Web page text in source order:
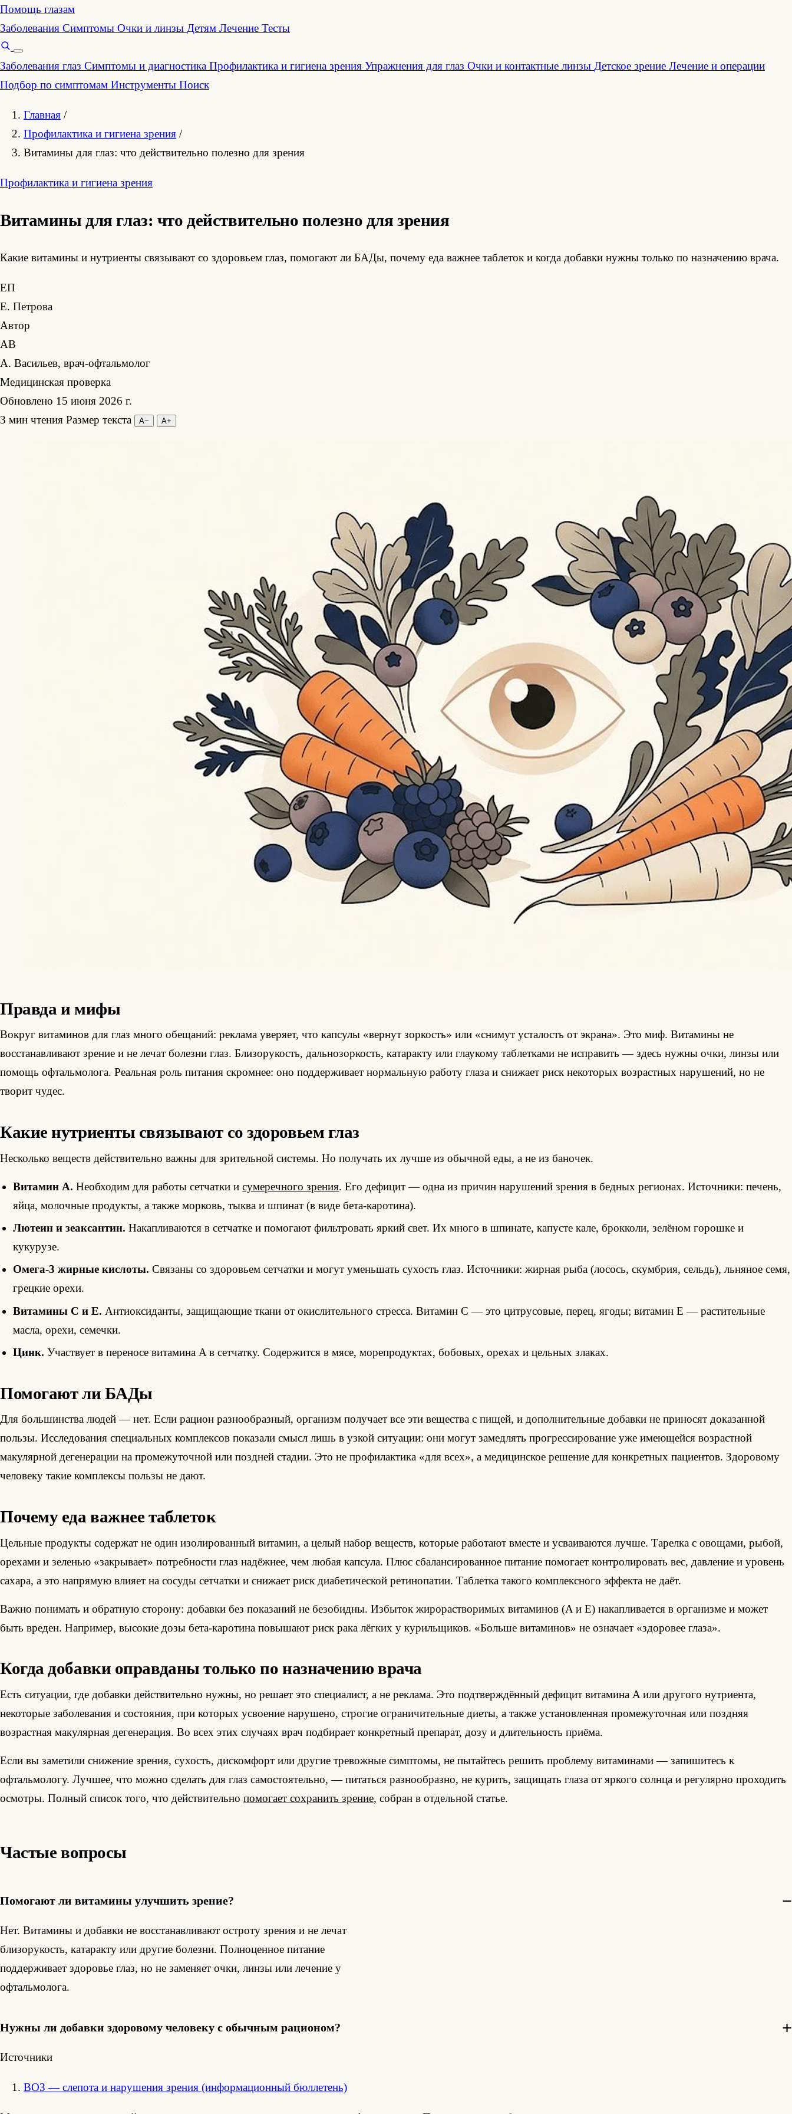
Помощь глазам
Заболевания Симптомы Очки и линзы Детям Лечение Тесты
Заболевания глаз Симптомы и диагностика Профилактика и гигиена зрения Упражнения для глаз Очки и контактные линзы Детское зрение Лечение и операции
Подбор по симптомам Инструменты Поиск
Главная /
Профилактика и гигиена зрения /
Витамины для глаз: что действительно полезно для зрения
Профилактика и гигиена зрения
Витамины для глаз: что действительно полезно для зрения
Какие витамины и нутриенты связывают со здоровьем глаз, помогают ли БАДы, почему еда важнее таблеток и когда добавки нужны только по назначению врача.
ЕП
Е. Петрова
Автор
АВ
А. Васильев, врач-офтальмолог
Медицинская проверка
Обновлено 15 июня 2026 г.
3 мин чтения Размер текста А− А+
Правда и мифы
Вокруг витаминов для глаз много обещаний: реклама уверяет, что капсулы «вернут зоркость» или «снимут усталость от экрана». Это миф. Витамины не
восстанавливают зрение и не лечат болезни глаз. Близорукость, дальнозоркость, катаракту или глаукому таблетками не исправить — здесь нужны очки, линзы или
помощь офтальмолога. Реальная роль питания скромнее: оно поддерживает нормальную работу глаза и снижает риск некоторых возрастных нарушений, но не
творит чудес.
Какие нутриенты связывают со здоровьем глаз
Несколько веществ действительно важны для зрительной системы. Но получать их лучше из обычной еды, а не из баночек.
Витамин A. Необходим для работы сетчатки исумеречного зрения. Его дефицит — одна из причин нарушений зрения в бедных регионах. Источники: печень,
яйца, молочные продукты, а также морковь, тыква и шпинат (в виде бета-каротина).
Лютеин и зеаксантин. Накапливаются в сетчатке и помогают фильтровать яркий свет. Их много в шпинате, капусте кале, брокколи, зелёном горошке и
кукурузе.
Омега-3 жирные кислоты. Связаны со здоровьем сетчатки и могут уменьшать сухость глаз. Источники: жирная рыба (лосось, скумбрия, сельдь), льняное семя,
грецкие орехи.
Витамины C и E. Антиоксиданты, защищающие ткани от окислительного стресса. Витамин C — это цитрусовые, перец, ягоды; витамин E — растительные
масла, орехи, семечки.
Цинк. Участвует в переносе витамина A в сетчатку. Содержится в мясе, морепродуктах, бобовых, орехах и цельных злаках.
Помогают ли БАДы
Для большинства людей — нет. Если рацион разнообразный, организм получает все эти вещества с пищей, и дополнительные добавки не приносят доказанной
пользы. Исследования специальных комплексов показали смысл лишь в узкой ситуации: они могут замедлять прогрессирование уже имеющейся возрастной
макулярной дегенерации на промежуточной или поздней стадии. Это не профилактика «для всех», а медицинское решение для конкретных пациентов. Здоровому
человеку такие комплексы пользы не дают.
Почему еда важнее таблеток
Цельные продукты содержат не один изолированный витамин, а целый набор веществ, которые работают вместе и усваиваются лучше. Тарелка с овощами, рыбой,
орехами и зеленью «закрывает» потребности глаз надёжнее, чем любая капсула. Плюс сбалансированное питание помогает контролировать вес, давление и уровень
сахара, а это напрямую влияет на сосуды сетчатки и снижает риск диабетической ретинопатии. Таблетка такого комплексного эффекта не даёт.
Важно понимать и обратную сторону: добавки без показаний не безобидны. Избыток жирорастворимых витаминов (A и E) накапливается в организме и может
быть вреден. Например, высокие дозы бета-каротина повышают риск рака лёгких у курильщиков. «Больше витаминов» не означает «здоровее глаза».
Когда добавки оправданы только по назначению врача
Есть ситуации, где добавки действительно нужны, но решает это специалист, а не реклама. Это подтверждённый дефицит витамина A или другого нутриента,
некоторые заболевания и состояния, при которых усвоение нарушено, строгие ограничительные диеты, а также установленная промежуточная или поздняя
возрастная макулярная дегенерация. Во всех этих случаях врач подбирает конкретный препарат, дозу и длительность приёма.
Если вы заметили снижение зрения, сухость, дискомфорт или другие тревожные симптомы, не пытайтесь решить проблему витаминами — запишитесь к
офтальмологу. Лучшее, что можно сделать для глаз самостоятельно, — питаться разнообразно, не курить, защищать глаза от яркого солнца и регулярно проходить
осмотры. Полный список того, что действительно помогает сохранить зрение, собран в отдельной статье.
Частые вопросы
Помогают ли витамины улучшить зрение?
Нет. Витамины и добавки не восстанавливают остроту зрения и не лечат
близорукость, катаракту или другие болезни. Полноценное питание
поддерживает здоровье глаз, но не заменяет очки, линзы или лечение у
офтальмолога.
Нужны ли добавки здоровому человеку с обычным рационом?
Источники
ВОЗ — слепота и нарушения зрения (информационный бюллетень)